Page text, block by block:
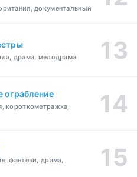
документальный
драма, мелодрама
ограбление
короткометражка,
фэнтези, драма,